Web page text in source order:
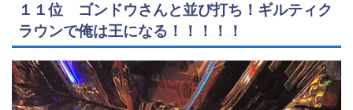
１１位 ゴンドウさんと並び打ち！ギルティク
ラウンで俺は王になる！！！！！